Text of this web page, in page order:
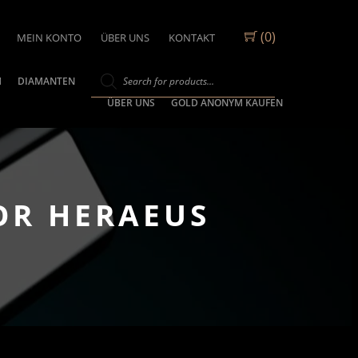
(0)
MEIN KONTO ÜBER UNS KONTAKT
DIAMANTEN
ÜBER UNS
GOLD ANONYM KAUFEN
HERAEUS